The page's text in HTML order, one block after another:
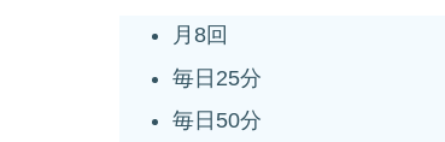
月8回
毎日25分
毎日50分